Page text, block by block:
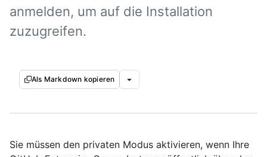
anmelden, um auf die Installation
zuzugreifen.
Als Markdown kopieren
Sie müssen den privaten Modus aktivieren, wenn Ihre